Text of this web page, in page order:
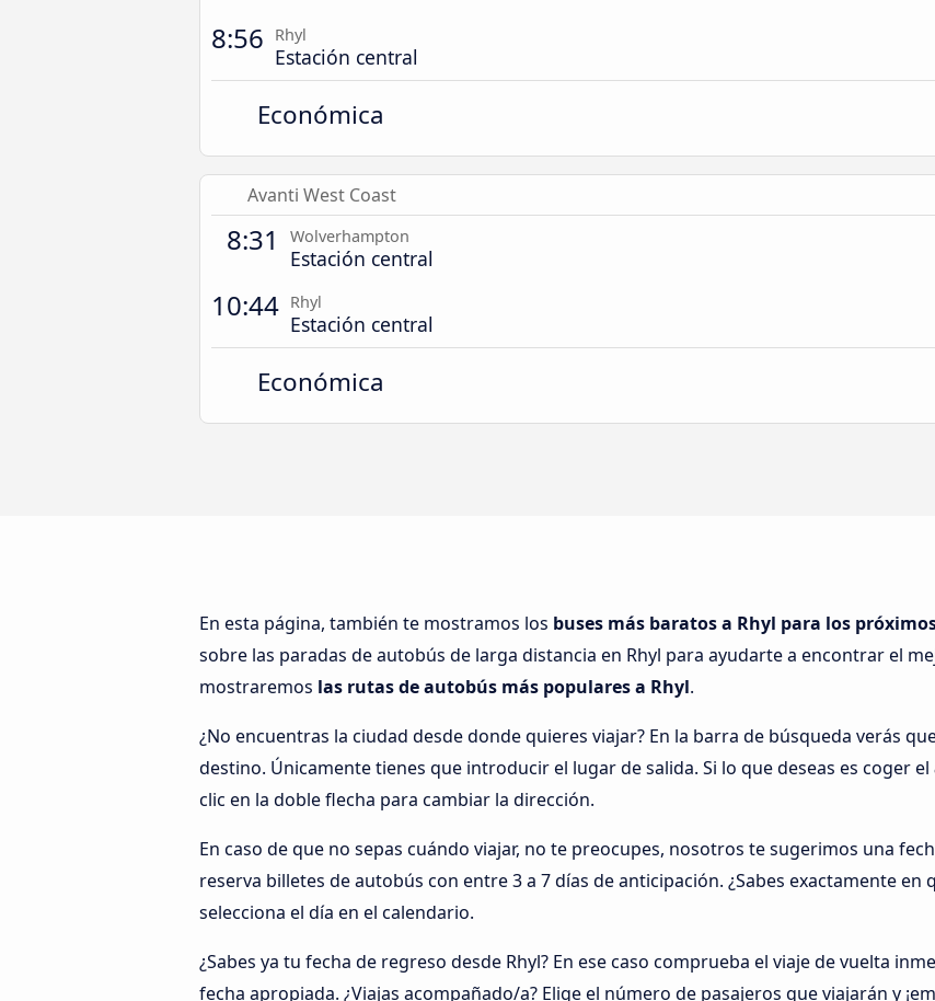
8:56 Rhyl
Estación central
Económica
Avanti West Coast
8:31 Wolverhampton
Estación central
10:44 Rhyl
Estación central
Económica
En esta página, también te mostramos los buses más baratos a Rhyl para los
sobre las paradas de autobús de larga distancia en Rhyl para ayudarte a encontrar el
mostraremos las rutas de autobús más populares a Rhyl.
¿No encuentras la ciudad desde donde quieres viajar? En la barra de búsqueda verás
destino. Únicamente tienes que introducir el lugar de salida. Si lo que deseas es coger el
clic en la doble flecha para cambiar la dirección.
En caso de que no sepas cuándo viajar, no te preocupes, nosotros te sugerimos una
reserva billetes de autobús con entre 3 a 7 días de anticipación. ¿Sabes exactamente en
selecciona el día en el calendario.
¿Sabes ya tu fecha de regreso desde Rhyl? En ese caso comprueba el viaje de vuelta
fecha apropiada. ¿Viajas acompañado/a? Elige el número de pasajeros que viajarán y